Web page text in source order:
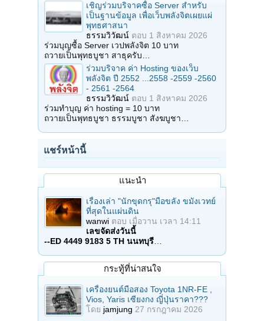
เชิญร่วมบริจาคซื้อ Server สำหรับ
เป็นฐานข้อมูล เพื่อเว็บพลังจิตเผยแผ่
พุทธศาสนา
ธรรมวิวัฒน์ ตอบ 1 สิงหาคม 2026
ร่วมบุญซื้อ Server เวปพลังจิต 10 บาท
ถวายเป็นพุทธบูชา สาธุครับ…
ร่วมบริจาค ค่า Hosting ของเว็บ
พลังจิต ปี 2552 ...2558 -2559 -2560
- 2561 -2564
ธรรมวิวัฒน์ ตอบ 1 สิงหาคม 2026
ร่วมทำบุญ ค่า hosting = 10 บาท
ถวายเป็นพุทธบูชา ธรรมบูชา สังฆบูชา…
แชร์หน้านี้
แนะนำ
เรื่องเล่า "นักขุดกรุ"มือขลัง ขมังเวทย์
ที่สุดในแผ่นดิน
wanwi ตอบ เมื่อวาน เวลา 14:11
เลขจัดส่งวันนี้
--ED 4449 9183 5 TH นนทบุรี…
กระทู้ที่น่าสนใจ
เครื่องยนต์มือสอง Toyota 1NR-FE ,
Vios, Yaris เซียงกง ญี่ปุ่นราคา???
โดย jamjung 27 กรกฎาคม 2026